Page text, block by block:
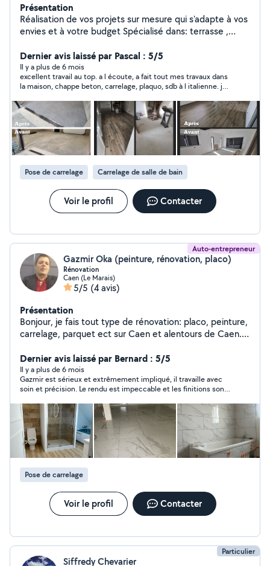
Présentation
Réalisation de vos projets sur mesure qui s'adapte à vos
envies et à votre budget Spécialisé dans: terrasse ,
Possibilité de prendre travaux d'intérieur : placo,
peinture Caen et ses alentours * Si vous avez besoin de
mes services je suis à votre disposition et à votre
écoute à tout moment du lundi au samedi selon mes
rendez-vous. Merci de votre confiance "
Dernier avis laissé par Pascal : 5/5
Il y a plus de 6 mois
excellent travail au top. a l écoute, a fait tout mes travaux dans
la maison, chappe beton, carrelage, plaquo, sdb à l italienne. je
Pose de carrelage Carrelage de salle de bain
Voir le profil Contacter
Auto-entrepreneur
Gazmir Oka (peinture, rénovation, placo)
Rénovation
Caen (Le Marais)
5/5 (4 avis)
Présentation
Bonjour, je fais tout type de rénovation: placo, peinture,
carrelage, parquet ect sur Caen et alentours de Caen.
garantie un travail de qualité.
Dernier avis laissé par Bernard : 5/5
Il y a plus de 6 mois
Gazmir est sérieux et extrêmement impliqué, il travaille avec
soin et précision. Le rendu est impeccable et les finitions sont
le recommande vivement pour tous vos travaux, vous ne serez
pas déçu !
Pose de carrelage
Voir le profil Contacter
Particulier
Siffredy Chevarier